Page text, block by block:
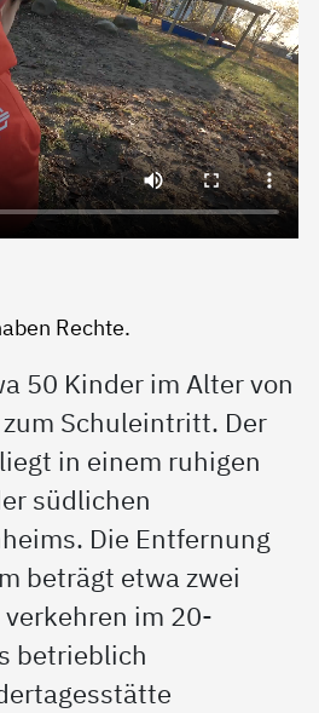
50 Kinder im Alter von
Schuleintritt. Der
in einem ruhigen
südlichen
Die Entfernung
beträgt etwa zwei
im 20-
betrieblich